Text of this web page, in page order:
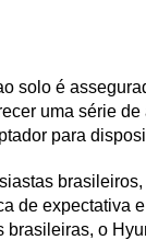
solo é
uma série
para
de expectativa
o